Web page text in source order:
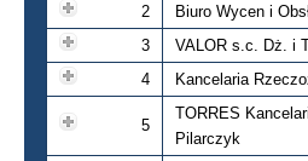
2
Biuro Wycen i
3
VALOR s.c. Dż. i
4
Kancelaria
5
TORRES
Pilarczyk